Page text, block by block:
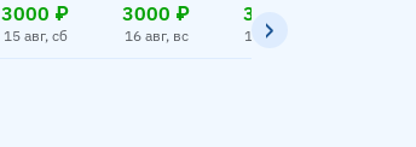
3000 ₽
15 авг, сб
3000 ₽
16 авг, вс
3000 ₽
17 авг, пн